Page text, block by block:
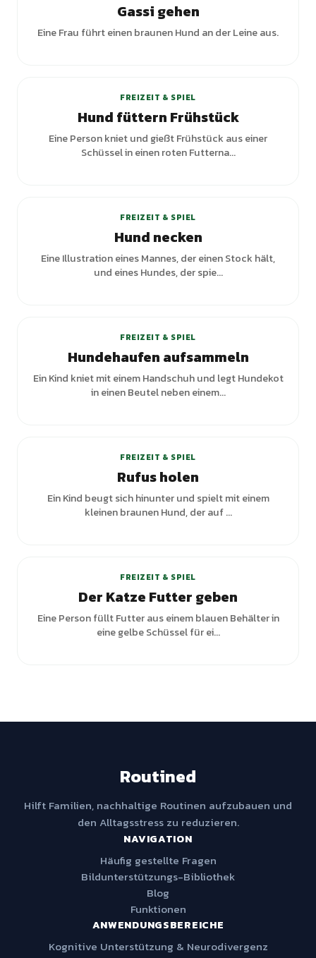
Gassi gehen
Eine Frau führt einen braunen Hund an der Leine aus.
FREIZEIT & SPIEL
Hund füttern Frühstück
Eine Person kniet und gießt Frühstück aus einer
Schüssel in einen roten Futterna...
FREIZEIT & SPIEL
Hund necken
Eine Illustration eines Mannes, der einen Stock hält,
und eines Hundes, der spie...
FREIZEIT & SPIEL
Hundehaufen aufsammeln
Ein Kind kniet mit einem Handschuh und legt Hundekot
in einen Beutel neben einem...
FREIZEIT & SPIEL
Rufus holen
Ein Kind beugt sich hinunter und spielt mit einem
kleinen braunen Hund, der auf ...
FREIZEIT & SPIEL
Der Katze Futter geben
Eine Person füllt Futter aus einem blauen Behälter in
eine gelbe Schüssel für ei...
Routined
Hilft Familien, nachhaltige Routinen aufzubauen und
den Alltagsstress zu reduzieren.
NAVIGATION
Häufig gestellte Fragen
Bildunterstützungs-Bibliothek
Blog
Funktionen
ANWENDUNGSBEREICHE
Kognitive Unterstützung & Neurodivergenz